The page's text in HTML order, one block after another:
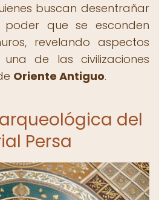
buscan desentrañar
que se esconden
revelando aspectos
de las civilizaciones
Oriente Antiguo.
del
Persa